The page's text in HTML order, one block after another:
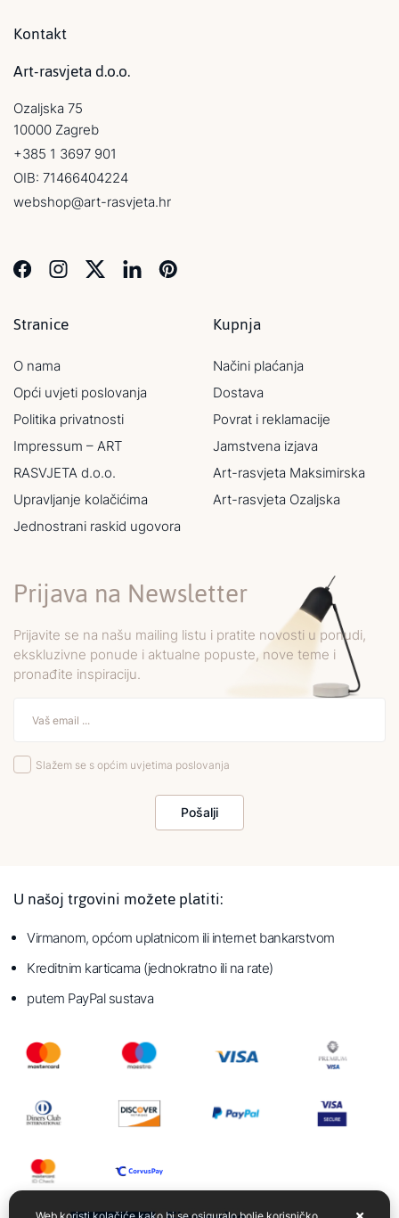
Kontakt
Art-rasvjeta d.o.o.
Ozaljska 75
10000 Zagreb
+385 1 3697 901
OIB: 71466404224
webshop@art-rasvjeta.hr
Stranice
O nama
Opći uvjeti poslovanja
Politika privatnosti
Impressum – ART
RASVJETA d.o.o.
Upravljanje kolačićima
Jednostrani raskid ugovora
Kupnja
Načini plaćanja
Dostava
Povrat i reklamacije
Jamstvena izjava
Art-rasvjeta Maksimirska
Art-rasvjeta Ozaljska
Prijava na Newsletter
Prijavite se na našu mailing listu i pratite novosti u ponudi,
ekskluzivne ponude i aktualne popuste, nove teme i
pronađite inspiraciju.
Slažem se s općim uvjetima poslovanja
Pošalji
U našoj trgovini možete platiti:
Virmanom, općom uplatnicom ili internet bankarstvom
Kreditnim karticama (jednokratno ili na rate)
putem PayPal sustava